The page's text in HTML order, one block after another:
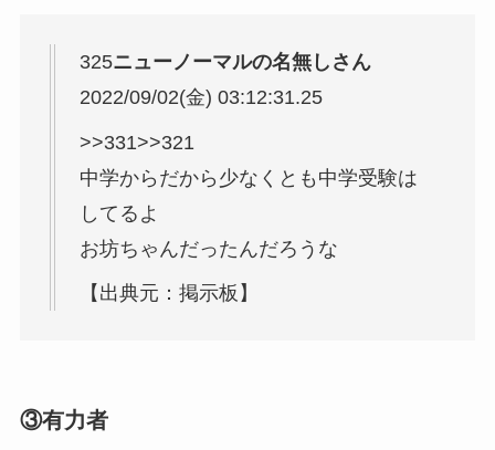
325ニューノーマルの名無しさん
2022/09/02(金) 03:12:31.25
>>331>>321
中学からだから少なくとも中学受験は
してるよ
お坊ちゃんだったんだろうな
【出典元：掲示板】
③有力者